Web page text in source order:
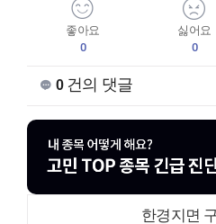
좋아요
0
싫어요
0
0건의 댓글
한경지면